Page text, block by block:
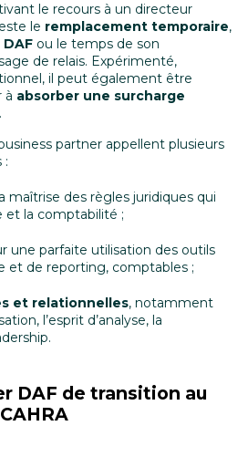
le recours à un directeur
le remplacement temporaire,
ou le temps de son
de relais. Expérimenté,
il peut également être
à absorber une surcharge
.
partner appellent plusieurs
:
maîtrise des règles juridiques qui
et la comptabilité ;
une parfaite utilisation des outils
et de reporting, comptables ;
et relationnelles, notamment
l’esprit d’analyse, la
DAF de transition au